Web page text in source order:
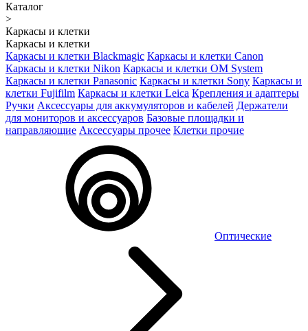
Каталог
>
Каркасы и клетки
Каркасы и клетки
Каркасы и клетки Blackmagic Каркасы и клетки Canon
Каркасы и клетки Nikon Каркасы и клетки OM System
Каркасы и клетки Panasonic Каркасы и клетки Sony Каркасы и
клетки Fujifilm Каркасы и клетки Leica Крепления и адаптеры
Ручки Аксессуары для аккумуляторов и кабелей Держатели
для мониторов и аксессуаров Базовые площадки и
направляющие Аксессуары прочее Клетки прочие
Оптические